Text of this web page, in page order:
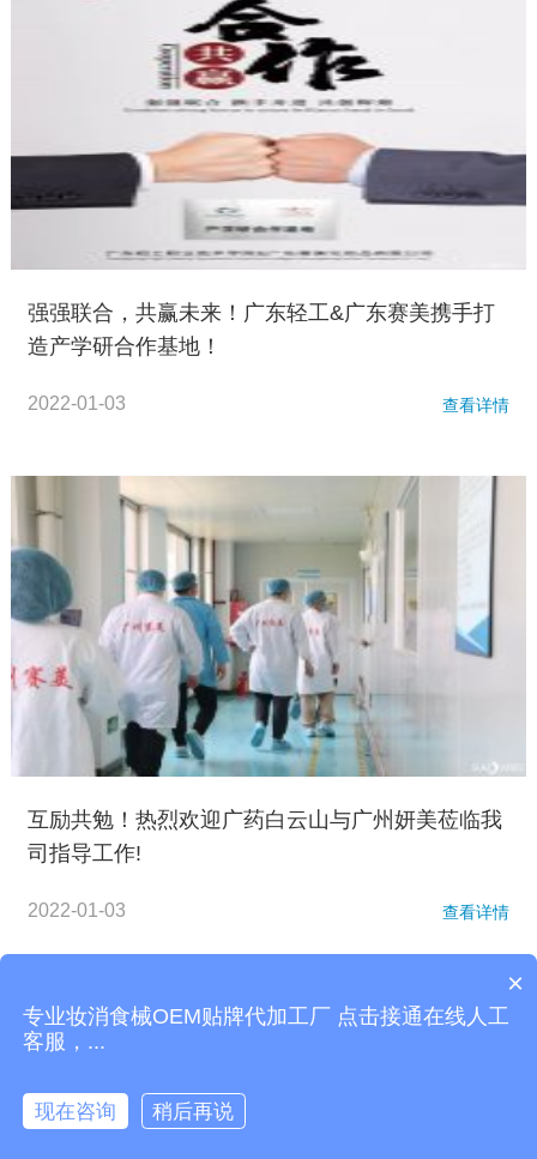
强强联合，共赢未来！广东轻工&广东赛美携手打
造产学研合作基地！
2022-01-03 查看详情
互励共勉！热烈欢迎广药白云山与广州妍美莅临我
司指导工作!
2022-01-03 查看详情
站内导航： 面膜加工 精油加工 化妆品代加工 护肤品代加工
版权所有© 2009-2026广东赛美集团
快捷访问
×
专业妆消食械OEM贴牌代加工厂 点击接通在线人工
客服，...
现在咨询 稍后再说